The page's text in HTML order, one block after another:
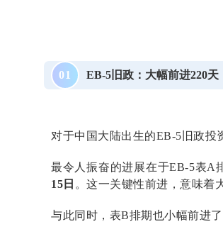
01 EB-5旧政：大幅前进220天
对于中国大陆出生的EB-5旧政投
最令人振奋的进展在于EB-5表A
15日 。这一关键性前进，意味着
与此同时，表B排期也小幅前进了